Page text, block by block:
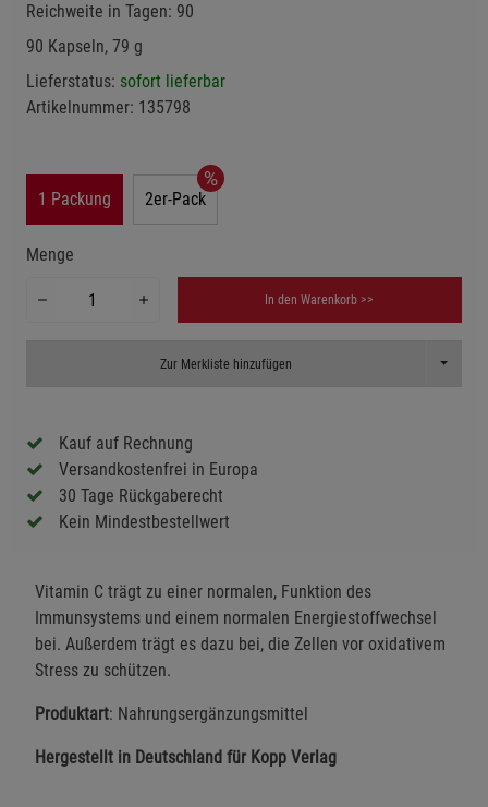
Reichweite in Tagen: 90
90 Kapseln, 79 g
Lieferstatus: sofort lieferbar
Artikelnummer: 135798
1 Packung 2er-Pack
Menge
In den Warenkorb >>
Zur Merkliste hinzufügen Toggle
Kauf auf Rechnung
Versandkostenfrei in Europa
30 Tage Rückgaberecht
Kein Mindestbestellwert
Vitamin C trägt zu einer normalen, Funktion des
Immunsystems und einem normalen Energiestoffwechsel
bei. Außerdem trägt es dazu bei, die Zellen vor oxidativem
Stress zu schützen.
Produktart: Nahrungsergänzungsmittel
Hergestellt in Deutschland für Kopp Verlag